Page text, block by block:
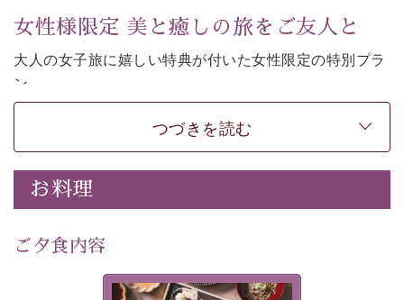
女性様限定 美と癒しの旅をご友人と
大人の女子旅に嬉しい特典が付いた女性限定の特別プラ
ン。
女性同士の癒しの旅を愉しみたいならこちら。
-----------【安心への取り組み】----------
個室料亭、貸切風呂のご利用が可能な上、 安心安全にご
滞在いただけるよう
30項目以上からなる独自の衛生・消毒プログラムの基、
---------------------------------------------
■内容&特典■
40分無料
つづきを読む
お料理
ご夕食内容